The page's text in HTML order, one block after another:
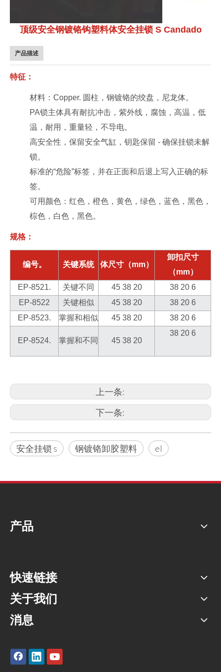
顶级安全钢镀铬钩塑料体安全挂锁 S Candado
产品描述
特征：
材料： Copper. 圆柱，钢镀铬的绞盘，尼龙体。
PA锁主体具有耐抗冲击，紫外线，腐蚀，高温，低
温，耐用，重量轻，不导电。
高安全性，保留安全气缸，钥匙保留 - 确保挂锁未解
锁。
标准的“危险”标签，并在正面和后退上写入正确的标
签。
可用颜色：红色，橙色，黄色，绿色，蓝色，黑色，
棕色，白色，黑色。
规格：
编号。 关键系统 体尺寸（mm）
卸扣尺寸
（mm）
EP-8521.
关键不同 45 38 20
38 20 6
EP-8522
关键相似 45 38 20
38 20 6
EP-8523.
掌握和相似 45 38 20 38 20 6
EP-8524. 掌握和不同 45 38 20
38 20 6
上一条:
下一条:
安全挂锁 s 钢镀铬卸胶塑料 el
产品
快速链接
关于我们
消息